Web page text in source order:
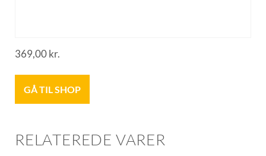
369,00kr.
GÅ TIL SHOP
RELATEREDE VARER